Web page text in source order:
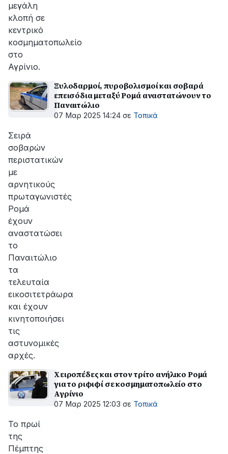
μεγάλη
κλοπή σε
κεντρικό
κοσμηματοπωλείο
στο
Αγρίνιο.
Ξυλοδαρμοί, πυροβολισμοί και σοβαρά
επεισόδια μεταξύ Ρομά αναστατώνουν το
Παναιτώλιο
07 Μαρ 2025 14:24 σε Τοπικά
Σειρά
σοβαρών
περιστατικών
με
αρνητικούς
πρωταγωνιστές
Ρομά
έχουν
αναστατώσει
το
Παναιτώλιο
τα
τελευταία
εικοσιτετράωρα
και έχουν
κινητοποιήσει
τις
αστυνομικές
αρχές.
Χειροπέδες και στον τρίτο ανήλικο Ρομά
για το ριφιφί σε κοσμηματοπωλείο στο
Αγρίνιο
07 Μαρ 2025 12:03 σε Τοπικά
Το πρωί
της
Πέμπτης